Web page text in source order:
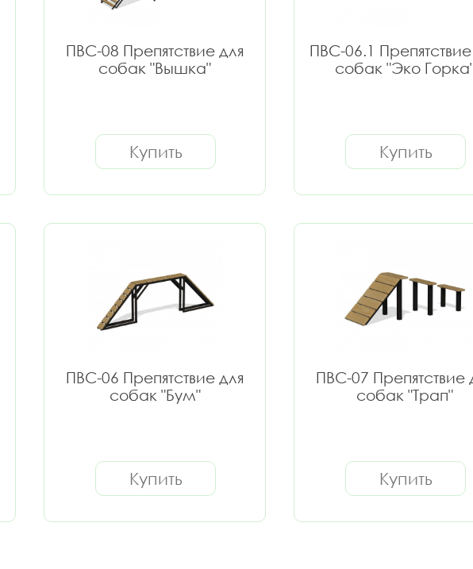
ПВС-08 Препятствие для
собак "Вышка"
Купить
ПВС-06.1 Препятствие
собак "Эко
Купить
ПВС-06 Препятствие для
собак "Бум"
Купить
ПВС-07 Препятствие
собак "Трап"
Купить